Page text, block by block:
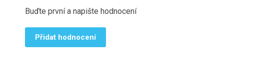
Buďte první a napište hodnocení
Přidat hodnocení